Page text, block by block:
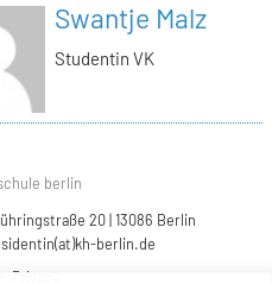
Swantje Malz
Studentin VK
berlin
20 | 13086 Berlin
berlin.de
Privacy